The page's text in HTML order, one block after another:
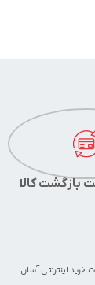
اینترنتی آسان